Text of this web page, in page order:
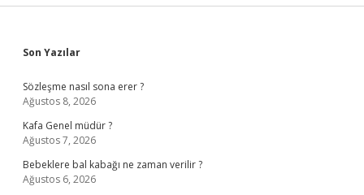
Sidebar
Son Yazılar
Sözleşme nasıl sona erer ?
Ağustos 8, 2026
Kafa Genel müdür ?
Ağustos 7, 2026
Bebeklere bal kabağı ne zaman verilir ?
Ağustos 6, 2026